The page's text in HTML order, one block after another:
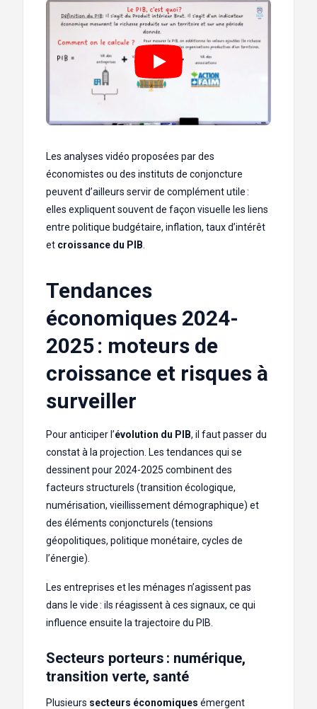
Les analyses vidéo proposées par des
économistes ou des instituts de conjoncture
peuvent d’ailleurs servir de complément utile :
elles expliquent souvent de façon visuelle les liens
entre politique budgétaire, inflation, taux d’intérêt
et croissance du PIB
Tendances
économiques 2024-
2025 : moteurs de
croissance et risques à
surveiller
Pour anticiper l’évolution du PIB, il faut passer du
constat à la projection. Les tendances qui se
dessinent pour 2024-2025 combinent des
facteurs structurels (transition écologique,
numérisation, vieillissement démographique) et
des éléments conjoncturels (tensions
géopolitiques, politique monétaire, cycles de
l’énergie).
Les entreprises et les ménages n’agissent pas
dans le vide : ils réagissent à ces signaux, ce qui
influence ensuite la trajectoire du PIB.
Secteurs porteurs : numérique,
transition verte, santé
Plusieurs secteurs économiques émergent